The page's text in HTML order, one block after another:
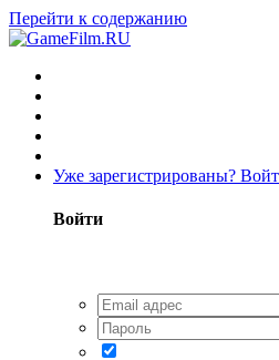
Перейти к содержанию
Уже зарегистрированы?
Войти